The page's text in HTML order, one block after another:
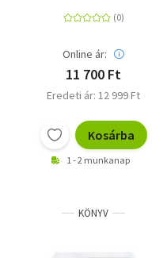
Online ár:
11 700 Ft
Eredeti ár: 12 999 Ft
Kosárba
1 - 2 munkanap
KÖNYV